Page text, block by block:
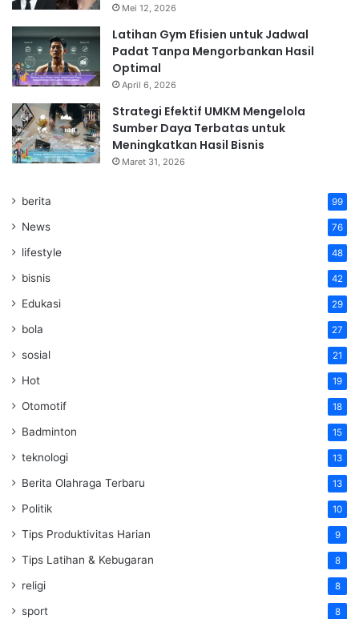
Mei 12, 2026
Latihan Gym Efisien untuk Jadwal
Padat Tanpa Mengorbankan Hasil
Optimal
April 6, 2026
Strategi Efektif UMKM Mengelola
Sumber Daya Terbatas untuk
Meningkatkan Hasil Bisnis
Maret 31, 2026
berita 99
News 76
lifestyle 48
bisnis 42
Edukasi 29
bola 27
sosial 21
Hot 19
Otomotif 18
Badminton 15
teknologi 13
Berita Olahraga Terbaru 13
Politik 10
Tips Produktivitas Harian 9
Tips Latihan & Kebugaran 8
religi 8
sport 8